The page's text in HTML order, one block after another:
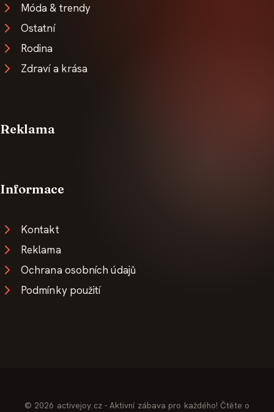
Móda & trendy
Ostatní
Rodina
Zdraví a krása
Reklama
Informace
Kontakt
Reklama
Ochrana osobních údajů
Podmínky použití
© 2026 activejoy.cz - Aktivní zábava pro každého! Čtěte o